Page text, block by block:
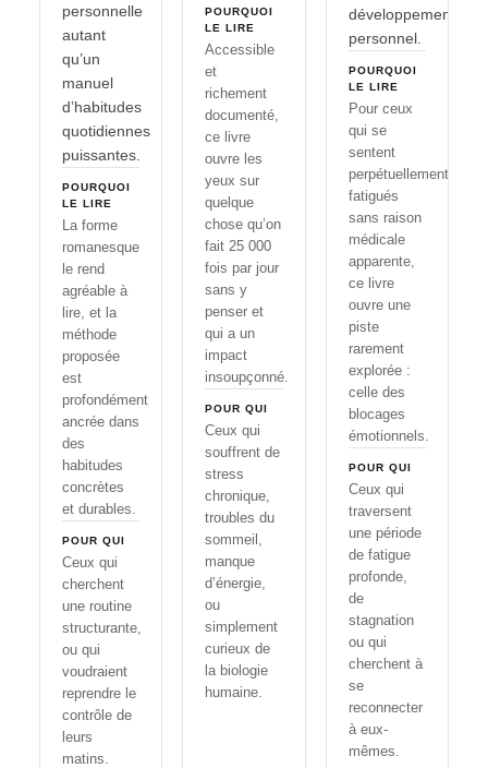
personnelle
autant
qu’un
manuel
d’habitudes
quotidiennes
puissantes.
POURQUOI
LE LIRE
La forme
romanesque
le rend
agréable à
lire, et la
méthode
proposée
est
profondément
ancrée dans
des
habitudes
concrètes
et durables.
POUR QUI
Ceux qui
cherchent
une routine
structurante,
ou qui
voudraient
reprendre le
contrôle de
leurs
matins.
POURQUOI
LE LIRE
Accessible
et
richement
documenté,
ce livre
ouvre les
yeux sur
quelque
chose qu’on
fait 25 000
fois par jour
sans y
penser et
qui a un
impact
insoupçonné.
POUR QUI
Ceux qui
souffrent de
stress
chronique,
troubles du
sommeil,
manque
d’énergie,
ou
simplement
curieux de
la biologie
humaine.
développement
personnel.
POURQUOI
LE LIRE
Pour ceux
qui se
sentent
perpétuellement
fatigués
sans raison
médicale
apparente,
ce livre
ouvre une
piste
rarement
explorée :
celle des
blocages
émotionnels.
POUR QUI
Ceux qui
traversent
une période
de fatigue
profonde,
de
stagnation
ou qui
cherchent à
se
reconnecter
à eux-
mêmes.